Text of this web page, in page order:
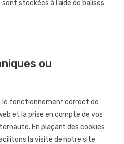
stockées à l’aide de balises
ou
le fonctionnement correct de
et la prise en compte de vos
En plaçant des cookies
la visite de notre site